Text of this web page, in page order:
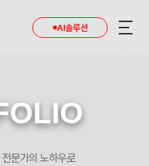
AI솔루션
문가의 노하우로